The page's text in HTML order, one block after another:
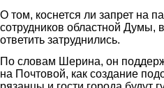
О том, коснется ли запрет на
сотрудников областной Думы,
ответить затруднились.
По словам Шерина, он
на Почтовой, как создание